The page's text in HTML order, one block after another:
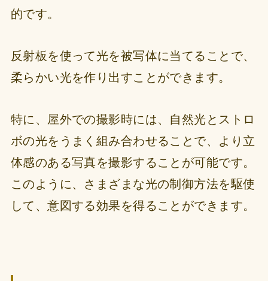
的です。
反射板を使って光を被写体に当てることで、
柔らかい光を作り出すことができます。
特に、屋外での撮影時には、自然光とストロ
ボの光をうまく組み合わせることで、より立
体感のある写真を撮影することが可能です。
このように、さまざまな光の制御方法を駆使
して、意図する効果を得ることができます。